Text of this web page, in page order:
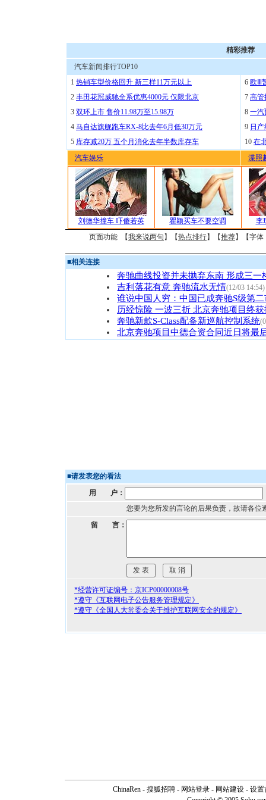
精彩推荐
汽车新闻排行TOP10
1 热销车型价格回升 新三样11万元以上
2 丰田花冠威驰全系优惠4000元 仅限北京
3 双环上市 售价11.98万至15.98万
4 马自达旗舰跑车RX-8比去年6月低30万元
5 库存减20万 五个月消化去年半数库存车
6 欧Ⅲ
7 高管
8 一汽
9 日
10 在
汽车娱乐
谍照
刘德华撞车 吓傻若英 瞿颖买车不要空调
李
页面功能 【我来说两句 】【热点排行】【推荐】【字体
■相关连接
奔驰曲线投资并未抛弃东南 形成三一
吉利落花有意 奔驰流水无情(12/03 14:54)
谁说中国人穷：中国已成奔驰S级第
历经惊险 一波三折 北京奔驰项目终获
奔驰新款S-Class配备新巡航控制系统
北京奔驰项目中德合资合同近日将最
■请发表您的看法
用 户：
您要为您所发的言论的后果负责，故请各位
留 言：
*经营许可证编号：京ICP00000008号
*遵守《互联网电子公告服务管理规定》
*遵守《全国人大常委会关于维护互联网安全的规定》
ChinaRen - 搜狐招聘 - 网站登录 - 网站建设 - 设置